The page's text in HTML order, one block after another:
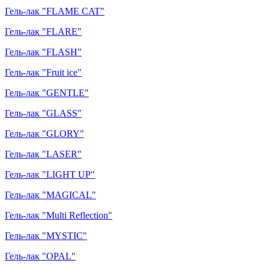
Гель-лак "FLAME CAT"
Гель-лак "FLARE"
Гель-лак "FLASH"
Гель-лак "Fruit ice"
Гель-лак "GENTLE"
Гель-лак "GLASS"
Гель-лак "GLORY"
Гель-лак "LASER"
Гель-лак "LIGHT UP"
Гель-лак "MAGICAL"
Гель-лак "Multi Reflection"
Гель-лак "MYSTIC"
Гель-лак "OPAL"